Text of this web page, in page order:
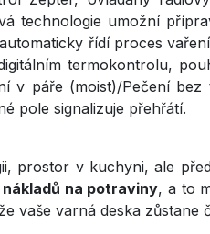
technologie umožní
řídí proces
termokontrolu,
v páře (moist)/Pečení
pole signalizuje přehřátí.
prostor v kuchyni, ale
na potraviny, a to
vaše varná deska zůstane